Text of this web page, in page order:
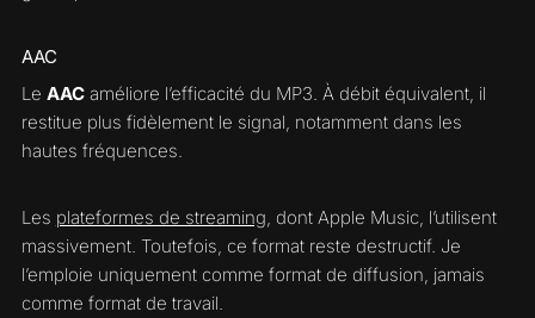
AAC
Le AACaméliore l’efficacité du MP3. À débit équivalent, il
restitue plus fidèlement le signal, notamment dans les
hautes fréquences.
Les plateformes de streaming, dont Apple Music, l’utilisent
massivement. Toutefois, ce format reste destructif. Je
l’emploie uniquement comme format de diffusion, jamais
comme format de travail.